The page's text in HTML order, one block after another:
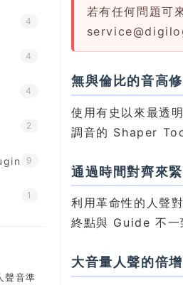
4
4
4
2
9
1
音準
若有任何問題可
無與倫比的音高
使用有史以來最透
調音的 Shaper
通過時間對齊來
利用革命性的人聲
終點與 Guide 不一
大音量人聲的倍